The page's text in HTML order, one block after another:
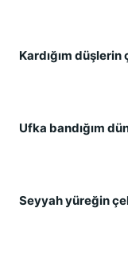
Kardığım
Ufka bandığım
Seyyah yüreğin